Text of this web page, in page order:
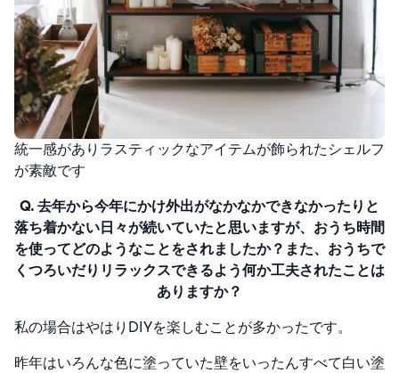
統一感がありラスティックなアイテムが飾られたシェルフ
が素敵です
Q. 去年から今年にかけ外出がなかなかできなかったりと
落ち着かない日々が続いていたと思いますが、おうち時間
を使ってどのようなことをされましたか？また、おうちで
くつろいだりリラックスできるよう何か工夫されたことは
ありますか？
私の場合はやはりDIYを楽しむことが多かったです。
昨年はいろんな色に塗っていた壁をいったんすべて白い塗